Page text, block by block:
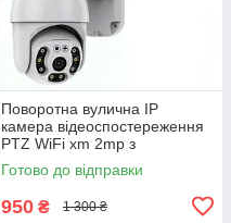
Поворотна вулична IP
камера відеоспостереження
PTZ WiFi xm 2mp з
віддаленим доступом біла
Готово до відправки
950 ₴ 1 300 ₴